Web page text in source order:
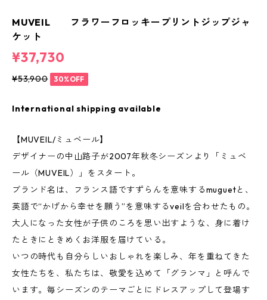
MUVEIL フラワーフロッキープリントジップジャ
ケット
¥37,730
¥53,900 30%OFF
International shipping available
【MUVEIL/ミュベール】
デザイナーの中山路子が2007年秋冬シーズンより「ミュベ
ール（MUVEIL）」をスタート。
ブランド名は、フランス語ですずらんを意味するmuguetと、
英語で“かげから幸せを願う”を意味するveilを合わせたもの。
大人になった女性が子供のころを思い出すような、身に着け
たときにときめくお洋服を届けている。
いつの時代も自分らしいおしゃれを楽しみ、年を重ねてきた
女性たちを、私たちは、敬愛を込めて「グランマ」と呼んで
います。毎シーズンのテーマごとにドレスアップして登場す